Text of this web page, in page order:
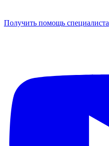
Получить помощь специалиста